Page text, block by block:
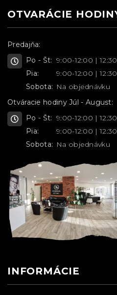
OTVARÁCIE
Predajňa:
Po - Št: 9:00-12:00 |
Pia:
9:00-12:00 |
Sobota: Na objednávku
Otváracie hodiny Júl - August:
Po - Št: 9:00-12:00 |
Pia:
9:00-12:00 |
Sobota: Na objednávku
INFORMÁCIE